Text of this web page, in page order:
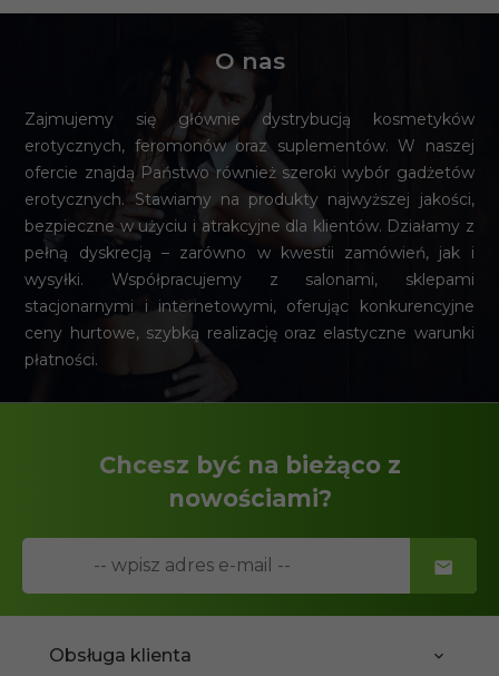
O nas
Zajmujemy się głównie dystrybucją kosmetyków
erotycznych, feromonów oraz suplementów. W naszej
ofercie znajdą Państwo również szeroki wybór gadżetów
erotycznych. Stawiamy na produkty najwyższej jakości,
bezpieczne w użyciu i atrakcyjne dla klientów. Działamy z
pełną dyskrecją – zarówno w kwestii zamówień, jak i
wysyłki. Współpracujemy z salonami, sklepami
stacjonarnymi i internetowymi, oferując konkurencyjne
ceny hurtowe, szybką realizację oraz elastyczne warunki
płatności.
Chcesz być na bieżąco z
nowościami?
Obsługa klienta